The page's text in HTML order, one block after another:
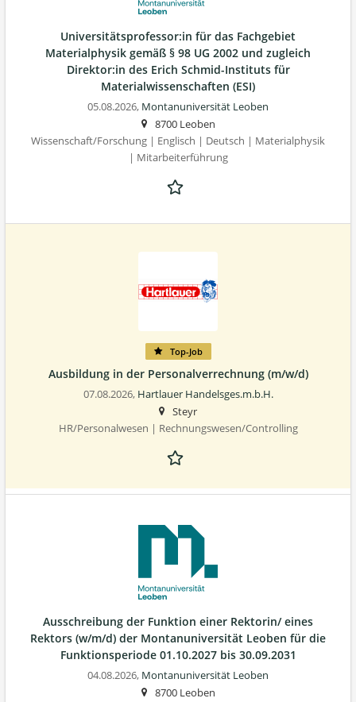
Universitätsprofessor:in für das Fachgebiet
Materialphysik gemäß § 98 UG 2002 und zugleich
Direktor:in des Erich Schmid-Instituts für
Materialwissenschaften (ESI)
05.08.2026, Montanuniversität Leoben
8700 Leoben
Wissenschaft/Forschung | Englisch | Deutsch | Materialphysik
| Mitarbeiterführung
Top-Job
Ausbildung in der Personalverrechnung (m/w/d)
07.08.2026, Hartlauer Handelsges.m.b.H.
Steyr
HR/Personalwesen | Rechnungswesen/Controlling
Ausschreibung der Funktion einer Rektorin/ eines
Rektors (w/m/d) der Montanuniversität Leoben für die
Funktionsperiode 01.10.2027 bis 30.09.2031
04.08.2026, Montanuniversität Leoben
8700 Leoben